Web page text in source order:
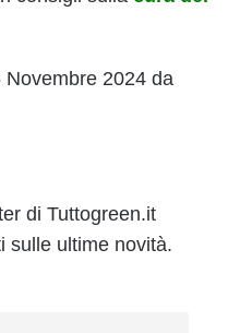
2024 da
di Tuttogreen.it
sulle ultime novità.